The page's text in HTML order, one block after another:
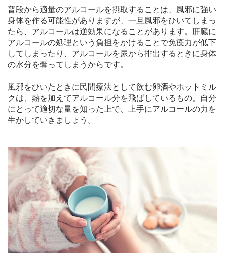
普段から適量のアルコールを摂取することは、風邪に強い
身体を作る可能性がありますが、一旦風邪をひいてしまっ
たら、アルコールは逆効果になることがあります。肝臓に
アルコールの処理という負担をかけることで免疫力が低下
してしまったり、アルコールを尿から排出するときに身体
の水分を奪ってしまうからです。
風邪をひいたときに民間療法として飲む卵酒やホットミル
クは、熱を加えてアルコール分を飛ばしているもの。自分
にとって適切な量を知った上で、上手にアルコールの力を
生かしていきましょう。